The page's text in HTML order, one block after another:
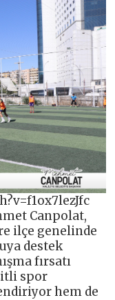
Canpolat,
ilçe genelinde
destek
fırsatı
spor
hem de